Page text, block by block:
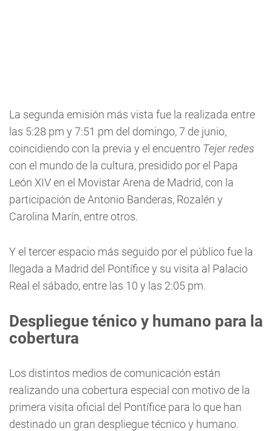
La segunda emisión más vista fue la realizada entre
las 5:28 pm y 7:51 pm del domingo, 7 de junio,
coincidiendo con la previa y el encuentro Tejer redes
con el mundo de la cultura, presidido por el Papa
León XIV en el Movistar Arena de Madrid, con la
participación de Antonio Banderas, Rozalén y
Carolina Marín, entre otros.
Y el tercer espacio más seguido por el público fue la
llegada a Madrid del Pontífice y su visita al Palacio
Real el sábado, entre las 10 y las 2:05 pm.
Despliegue ténico y humano para la
cobertura
Los distintos medios de comunicación están
realizando una cobertura especial con motivo de la
primera visita oficial del Pontífice para lo que han
destinado un gran despliegue técnico y humano.